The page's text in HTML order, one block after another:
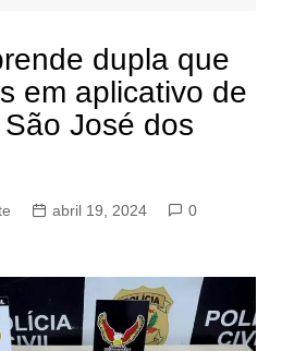
dupla que
em aplicativo de
José dos
abril 19, 2024
0